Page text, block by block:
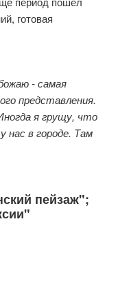
готовая
- самая
представления.
я грущу, что
нас в городе. Там
пейзаж";